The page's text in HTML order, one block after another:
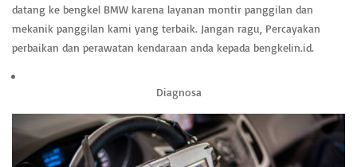
datang ke bengkel BMW karena layanan montir panggilan dan
mekanik panggilan kami yang terbaik. Jangan ragu, Percayakan
perbaikan dan perawatan kendaraan anda kepada bengkelin.id.
Diagnosa